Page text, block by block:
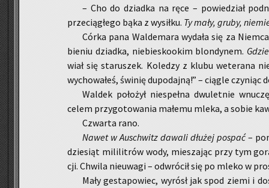
– Cho do dziad­ka na ręce – po­wie­dział
prze­cią­głe­go bąka z wy­sił­ku. Ty mały, gruby,
Córka pana Wal­de­ma­ra wy­da­ła się za
bie­niu dziad­ka, nie­bie­sko­okim blon­dy­nem.
wiał się sta­ru­szek. Ko­le­dzy z klubu we­te­ra­na
wy­cho­wa­łeś, świ­nię du­po­daj­ną!” – cią­gle czy­niąc
Wal­dek po­ło­żył nie­speł­na dwu­let­nie
celem przy­go­to­wa­nia ma­łe­mu mleka, a sobie
Czwar­ta rano.
Nawet wAu­schwitz da­wa­li dłu­żej po­spać–
dzie­siąt mi­li­li­trów wody, mie­sza­jąc przy tym
cji. Chwi­la nie­uwa­gi – od­wró­cił się po mleko w
Mały ge­sta­po­wiec, wy­rósł jak spod ziemi i